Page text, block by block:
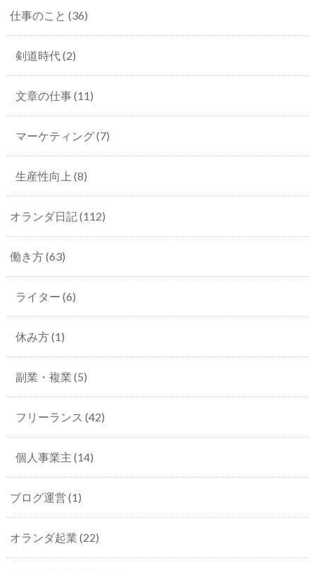
仕事のこと (36)
剣道時代(2)
文章の仕事(11)
マーケティング(7)
生産性向上 (8)
オランダ日記(112)
働き方(63)
ライター (6)
休み方(1)
副業・複業 (5)
フリーランス (42)
個人事業主 (14)
ブログ運営 (1)
オランダ起業 (22)